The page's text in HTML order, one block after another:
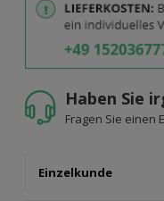
Haben Sie
Fragen Sie einen
Einzelkunde